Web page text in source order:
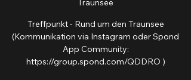
Traunsee
Treffpunkt - Rund um den Traunsee
(Kommunikation via Instagram oder Spond
App Community:
https://group.spond.com/QDDRO )